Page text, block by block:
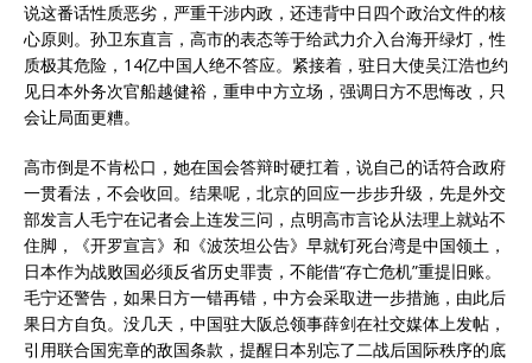
说这番话性质恶劣，严重干涉内政，还违背中日四个政治文件的核
心原则。孙卫东直言，高市的表态等于给武力介入台海开绿灯，性
质极其危险，14亿中国人绝不答应。紧接着，驻日大使吴江浩也约
见日本外务次官船越健裕，重申中方立场，强调日方不思悔改，只
会让局面更糟。
高市倒是不肯松口，她在国会答辩时硬扛着，说自己的话符合政府
一贯看法，不会收回。结果呢，北京的回应一步步升级，先是外交
部发言人毛宁在记者会上连发三问，点明高市言论从法理上就站不
住脚，《开罗宣言》和《波茨坦公告》早就钉死台湾是中国领土，
日本作为战败国必须反省历史罪责，不能借“存亡危机”重提旧账。
毛宁还警告，如果日方一错再错，中方会采取进一步措施，由此后
果日方自负。没几天，中国驻大阪总领事薛剑在社交媒体上发帖，
引用联合国宪章的敌国条款，提醒日本别忘了二战后国际秩序的底